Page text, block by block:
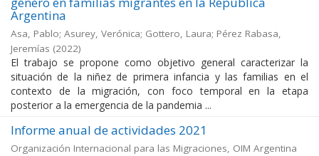
Argentina
Asa, Pablo; Asurey, Verónica; Gottero, Laura; Pérez Rabasa,
Jeremías (2022)
El trabajo se propone como objetivo general caracterizar la
situación de la niñez de primera infancia y las familias en el
contexto de la migración, con foco temporal en la etapa
posterior a la emergencia de la pandemia ...
Informe anual de actividades 2021
Organización Internacional para las Migraciones, OIM Argentina